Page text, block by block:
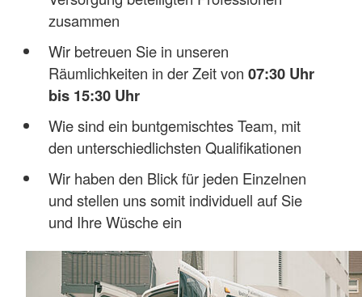
zusammen
Wir betreuen Sie in unseren
Räumlichkeiten in der Zeit von 07:30 Uhr
bis 15:30 Uhr
Wie sind ein buntgemischtes Team, mit
den unterschiedlichsten Qualifikationen
Wir haben den Blick für jeden Einzelnen
und stellen uns somit individuell auf Sie
und Ihre Wüsche ein